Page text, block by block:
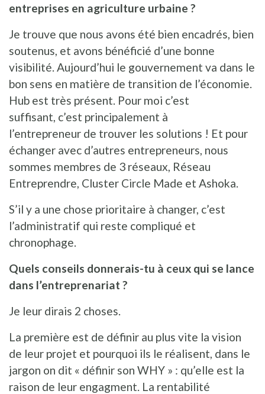
entreprises en agriculture urbaine ?
Je trouve que nous avons été bien encadrés, bien
soutenus, et avons bénéficié d’une bonne
visibilité. Aujourd’hui le gouvernement va dans le
bon sens en matière de transition de l’économie.
Hub est très présent. Pour moi c’est
suffisant, c’est principalement à
l’entrepreneur de trouver les solutions ! Et pour
échanger avec d’autres entrepreneurs, nous
sommes membres de 3 réseaux, Réseau
Entreprendre, Cluster Circle Made et Ashoka.
S’il y a une chose prioritaire à changer, c’est
l’administratif qui reste compliqué et
chronophage.
Quels conseils donnerais-tu à ceux qui se lance
dans l’entreprenariat ?
Je leur dirais 2 choses.
La première est de définir au plus vite la vision
de leur projet et pourquoi ils le réalisent, dans le
jargon on dit « définir son WHY » : qu’elle est la
raison de leur engagment. La rentabilité